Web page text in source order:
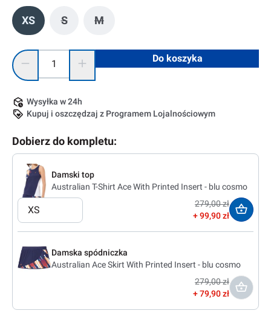
XS S(Ta opcja jest obecnie niedostępna.)
M(Ta opcja jest obecnie niedostępna.)
Ilość produktu: Wprowadź żądaną ilość lub użyj
Do koszyka
Wysyłka w 24h
Kupuj i oszczędzaj z Programem Lojalnościowym
Dobierz do kompletu:
Damski top
Australian T-Shirt Ace With Printed Insert - blu cosmo
XS
279,00 zł
99,90 zł
Damska spódniczka
Australian Ace Skirt With Printed Insert - blu cosmo
279,00 zł
79,90 zł